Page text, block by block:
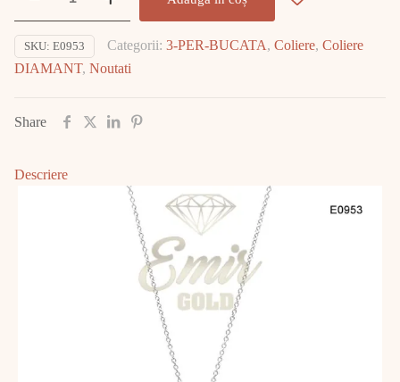
Alb
cu
E0953
SKU: E0953 Categorii: 3-PER-BUCATA, Coliere, Coliere
DIAMANT, Noutati
Share
Descriere